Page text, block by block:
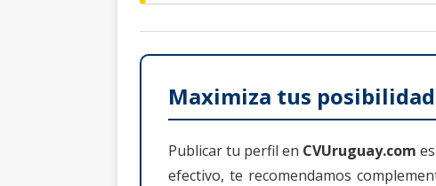
Maximiza tus
Publicar tu perfil en CVUruguay.com
efectivo, te recomendamos